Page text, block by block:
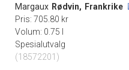
Margaux Rødvin, Frankrike
Pris: 705.80 kr
Volum: 0.75 l
Spesialutvalg
(18572201)